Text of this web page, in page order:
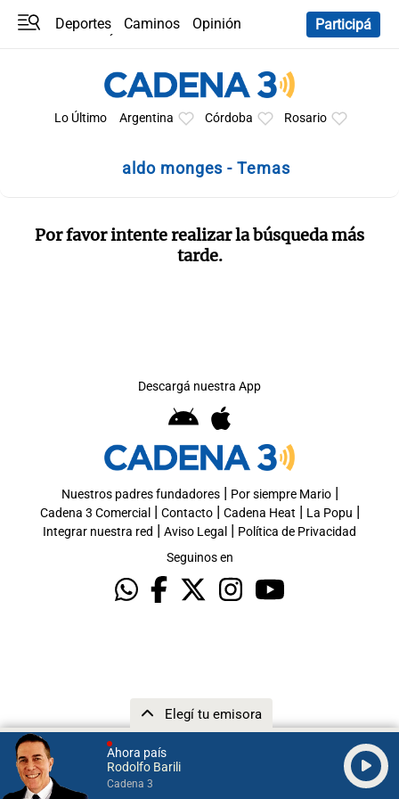
Ahora país
Rodolfo Barili
Cadena 3
Elegí tu emisora
Deportes Caminos
Opinión
Participá
Lo Último Argentina Córdoba Rosario
aldo monges - Temas
Por favor intente realizar la búsqueda más
tarde.
Descargá nuestra App
Nuestros padres fundadores| Por siempre Mario|
Cadena 3 Comercial | Contacto| Cadena Heat | La Popu |
Integrar nuestra red | Aviso Legal | Política de Privacidad
Seguinos en